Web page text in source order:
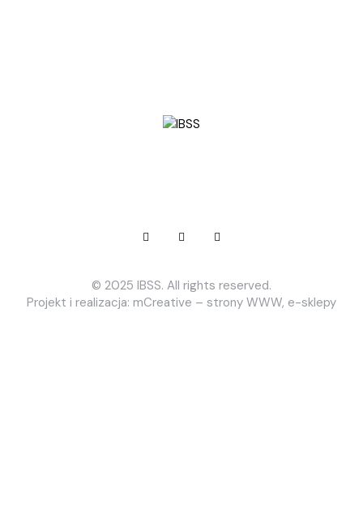
© 2025 IBSS. All rights reserved.
Projekt i realizacja: mCreative – strony WWW, e-sklepy